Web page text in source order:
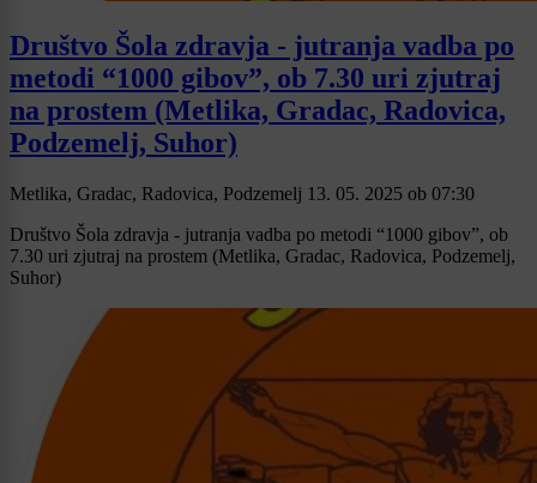
Društvo Šola zdravja - jutranja vadba po
metodi “1000 gibov”, ob 7.30 uri zjutraj
na prostem (Metlika, Gradac, Radovica,
Podzemelj, Suhor)
Metlika, Gradac, Radovica, Podzemelj 13. 05. 2025 ob 07:30
Društvo Šola zdravja - jutranja vadba po metodi “1000 gibov”, ob
7.30 uri zjutraj na prostem (Metlika, Gradac, Radovica, Podzemelj,
Suhor)